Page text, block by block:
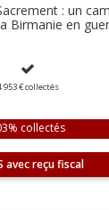
: un
Birmanie en
953 €collectés
collectés